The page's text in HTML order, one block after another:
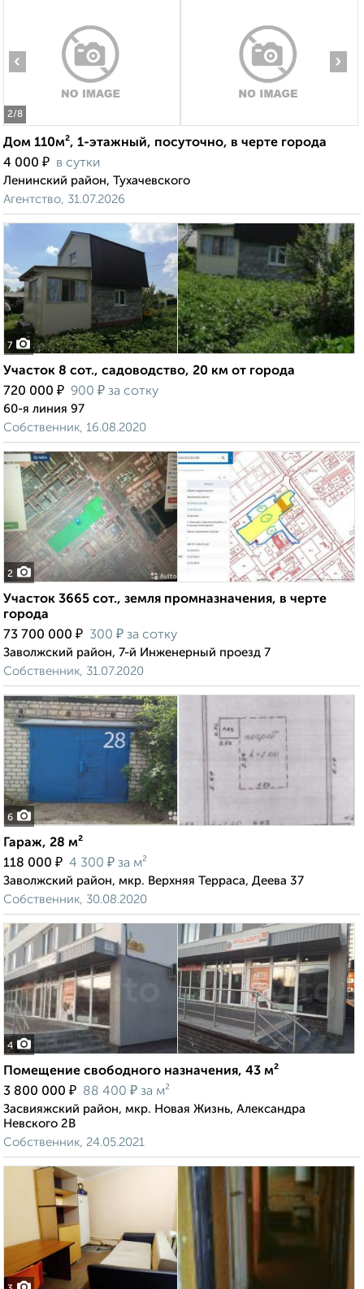
2/8
‹ ›
Дом 110м², 1-этажный, посуточно, в черте города
4 000 ₽ в сутки
Ленинский район, Тухачевского
Агентство, 31.07.2026
7
Участок 8 сот., садоводство, 20 км от города
720 000 ₽ 900 ₽ за сотку
60-я линия 97
Собственник, 16.08.2020
2
Участок 3665 сот., земля промназначения, в черте
города
73 700 000 ₽ 300 ₽ за сотку
Заволжский район, 7-й Инженерный проезд 7
Собственник, 31.07.2020
6
Гараж, 28 м²
118 000 ₽ 4 300 ₽ за м²
Заволжский район, мкр. Верхняя Терраса, Деева 37
Собственник, 30.08.2020
4
Помещение свободного назначения, 43 м²
3 800 000 ₽ 88 400 ₽ за м²
Засвияжский район, мкр. Новая Жизнь, Александра
Невского 2В
Собственник, 24.05.2021